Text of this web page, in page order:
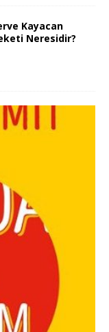
Kayacan
Neresidir?